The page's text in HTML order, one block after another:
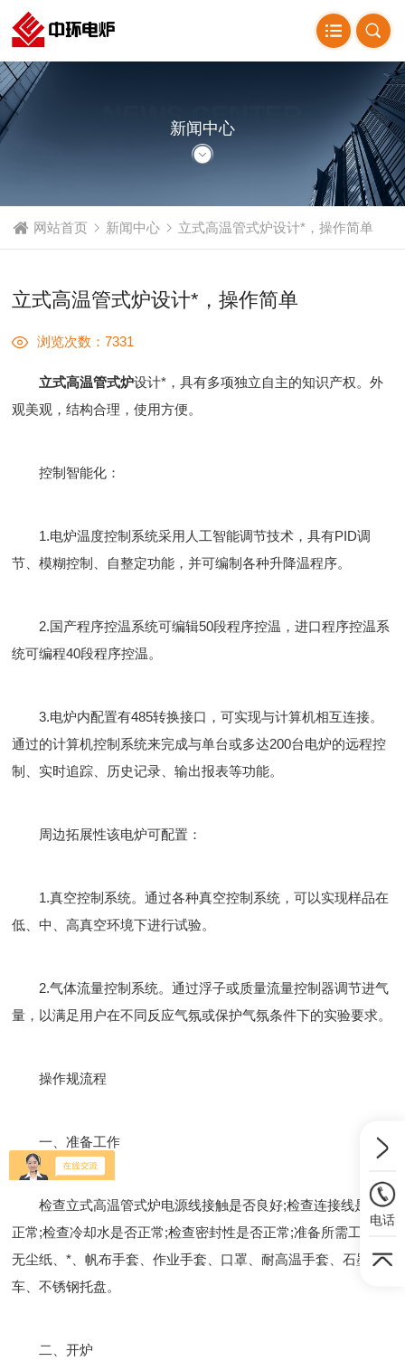
NEWS CENTER
新闻中心
网站首页 新闻中心 立式高温管式炉设计*，操作简单
立式高温管式炉设计*，操作简单
浏览次数：7331
立式高温管式炉设计*，具有多项独立自主的知识产权。外
观美观，结构合理，使用方便。
控制智能化：
1.电炉温度控制系统采用人工智能调节技术，具有PID调
节、模糊控制、自整定功能，并可编制各种升降温程序。
2.国产程序控温系统可编辑50段程序控温，进口程序控温系
统可编程40段程序控温。
3.电炉内配置有485转换接口，可实现与计算机相互连接。
通过的计算机控制系统来完成与单台或多达200台电炉的远程控
制、实时追踪、历史记录、输出报表等功能。
周边拓展性该电炉可配置：
1.真空控制系统。通过各种真空控制系统，可以实现样品在
低、中、高真空环境下进行试验。
2.气体流量控制系统。通过浮子或质量流量控制器调节进气
量，以满足用户在不同反应气氛或保护气氛条件下的实验要求。
操作规流程
一、准备工作
检查立式高温管式炉电源线接触是否良好;检查连接线是否
正常;检查冷却水是否正常;检查密封性是否正常;准备所需工具：
无尘纸、*、帆布手套、作业手套、口罩、耐高温手套、石墨推
车、不锈钢托盘。
二、开炉
电话